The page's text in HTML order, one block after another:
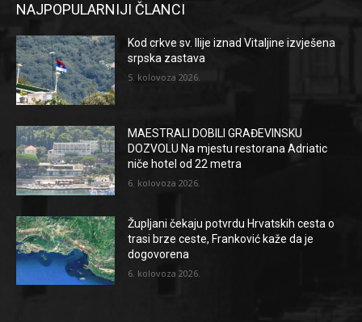
NAJPOPULARNIJI ČLANCI
Kod crkve sv. Ilije iznad Vitaljine izvješena
srpska zastava
5. kolovoza 2026.
MAESTRALI DOBILI GRAĐEVINSKU
DOZVOLU Na mjestu restorana Adriatic
niče hotel od 22 metra
6. kolovoza 2026.
Župljani čekaju potvrdu Hrvatskih cesta o
trasi brze ceste, Franković kaže da je
dogovorena
6. kolovoza 2026.